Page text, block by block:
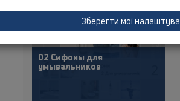
02 Сифоны для
умывальников
Зберегти мої